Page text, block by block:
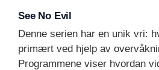
See No Evil
Denne serien har en unik vri:
primært ved hjelp av
Programmene viser hvordan